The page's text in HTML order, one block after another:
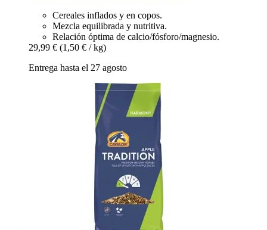
Cereales inflados y en copos.
Mezcla equilibrada y nutritiva.
Relación óptima de calcio/fósforo/magnesio.
29,99 € (1,50 € / kg)
Entrega hasta el 27 agosto